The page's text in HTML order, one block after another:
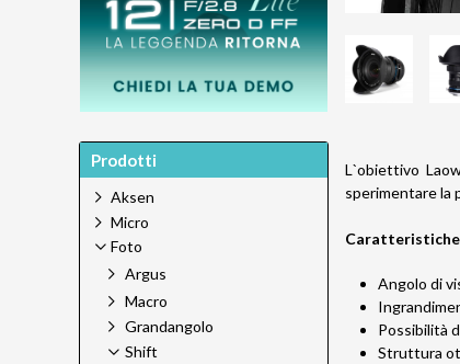
L`obiettivo
sperimentare la
Caratteristiche
Angolo di
Possibilità
Struttura
Prodotti
Aksen
Micro
Foto
Argus
Macro
Grandangolo
Shift